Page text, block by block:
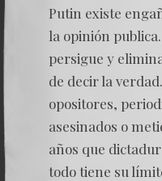
Putin existe
la opinión
persigue y
de decir la
opositores,
asesinados o
años que
todo tiene su